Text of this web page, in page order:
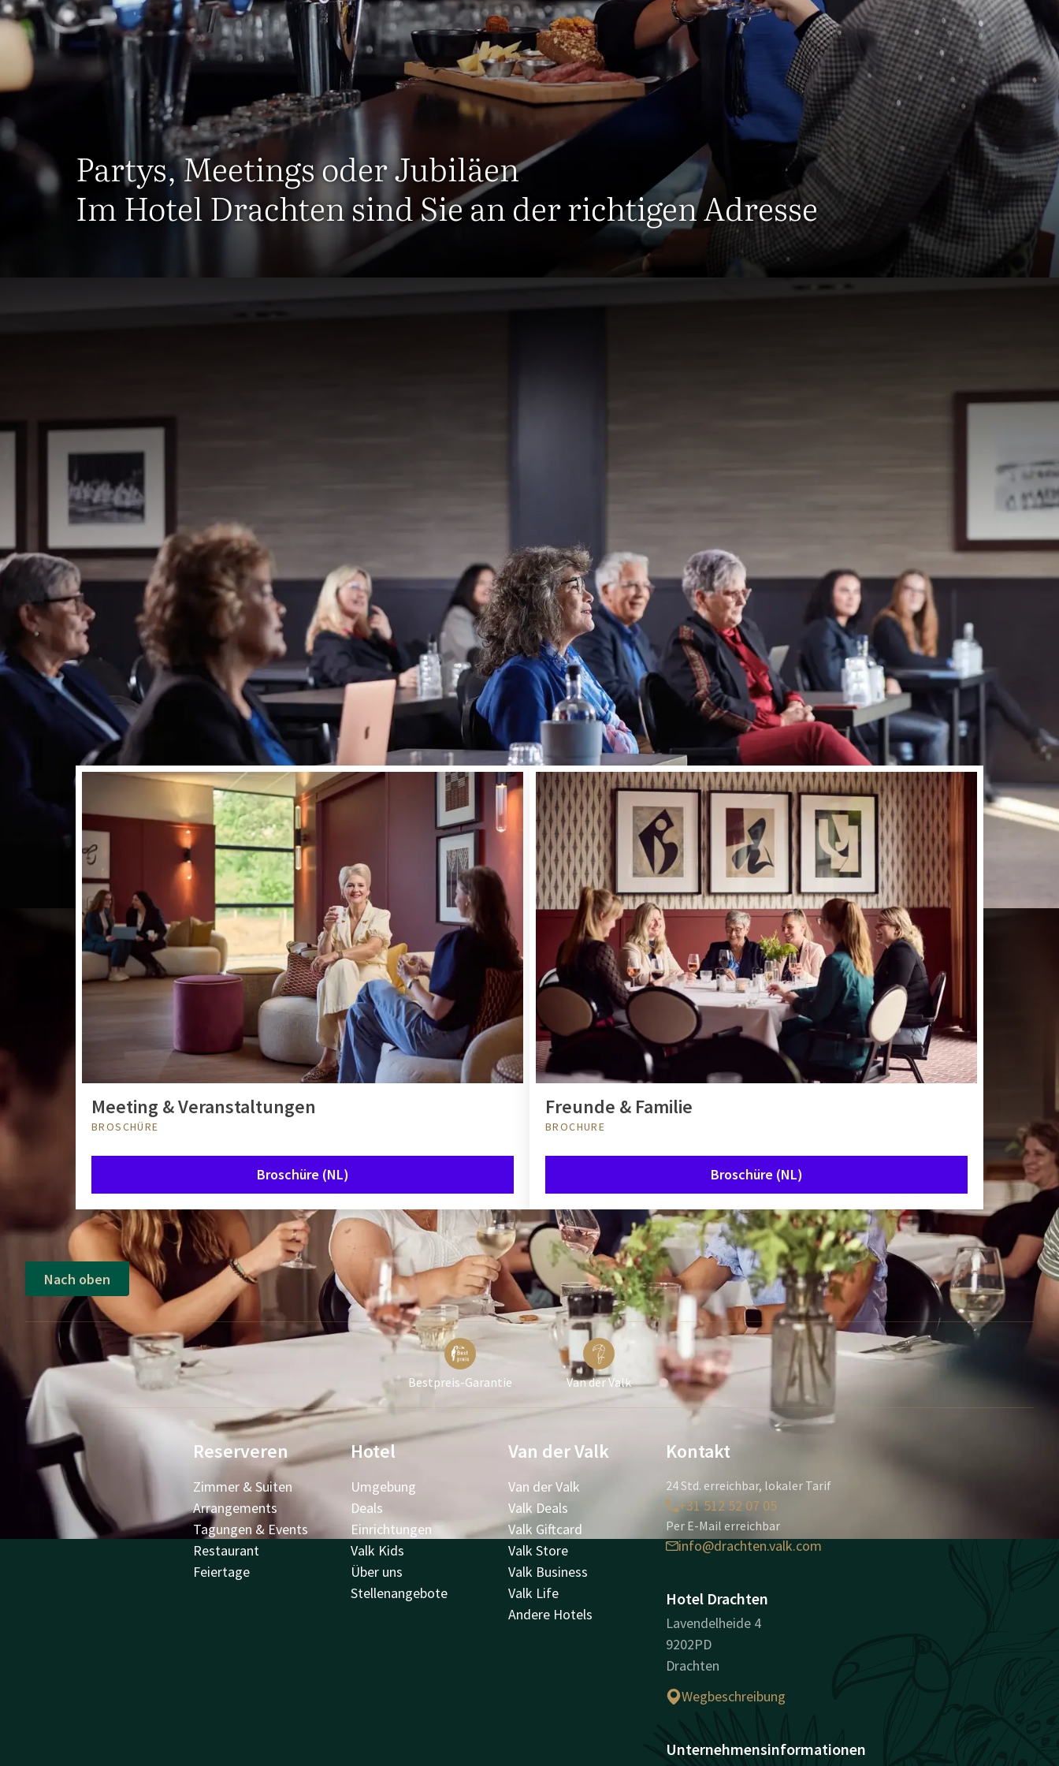
Partys, Meetings oder Jubiläen
Im Hotel Drachten sind Sie an der richtigen Adresse
T:+31 (0)512 - 58 63 07
E:sales@drachten.valk.com
Schau dir unsere Broschüren an und entdecke die
Möglichkeiten im Van der Valk Hotel Drachten
SCHAU DIR DIE MÖGLICHKEITEN AN
Meeting & Veranstaltungen
BROSCHÜRE
Broschüre (NL)
Freunde & Familie
BROCHURE
Broschüre (NL)
Nach oben
Bestpreis-Garantie Van der Valk
Reserveren
Zimmer & Suiten
Arrangements
Tagungen & Events
Restaurant
Feiertage
Hotel
Umgebung
Deals
Einrichtungen
Valk Kids
Über uns
Stellenangebote
Van der Valk
Van der Valk
Valk Deals
Valk Giftcard
Valk Store
Valk Business
Valk Life
Andere Hotels
Kontakt
24 Std. erreichbar, lokaler Tarif
+31 512 52 07 05
Per E-Mail erreichbar
info@drachten.valk.com
Hotel Drachten
Lavendelheide 4
9202PD
Drachten
Wegbeschreibung
Unternehmensinformationen